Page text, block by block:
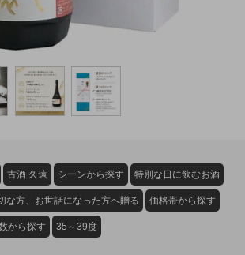
古酒 久遠 シーンから探す 特別な日に飲むお酒
な方、お世話になった方へ贈る 価格帯から探す
から探す 35～39度